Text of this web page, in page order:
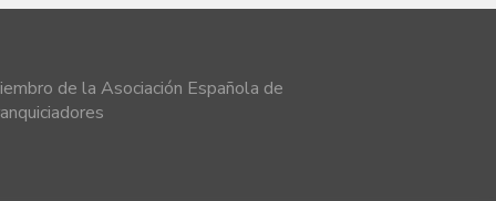
de la Asociación Española de